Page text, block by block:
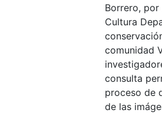
Borrero,
Cultura
comunidad
consulta
proceso de
de las